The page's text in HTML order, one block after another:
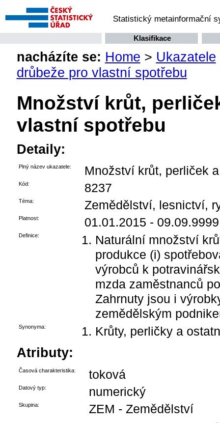
Statistický metainformační
Klasifikace
nacházíte se: Home > Ukazatele
drůbeže pro vlastní spotřebu
Množství krůt,
vlastní spotřebu
Detaily:
Plný název ukazatele: Množství krůt, perliček
Kód: 8237
Téma: Zemědělství, lesnictví,
Platnost: 01.01.2015 - 09.09.9999
Definice:
Naturální množství
produkce (i)
výrobců k
mzda zaměstnanců
Zahrnuty jsou i
zemědělským
Synonyma: Krůty, perličky a
Atributy:
Časová charakteristika: toková
Datový typ: numerický
Skupina: ZEM - Zemědělství